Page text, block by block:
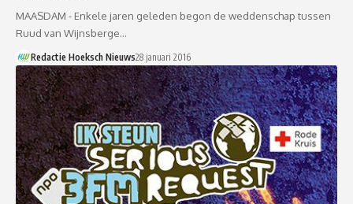
MAASDAM - Enkele jaren geleden begon de weddenschap tussen
Ruud van Wijnsberge…
Redactie Hoeksch Nieuws28 januari 2016